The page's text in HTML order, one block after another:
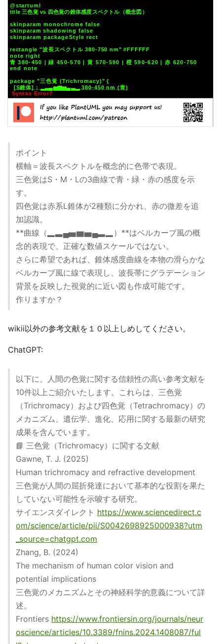
ポイント
横軸＝波長スペクトルを概念的に色帯で表現。
三色覚はS・M・Lの3曲線で青・緑・赤の感度を示
す。
四色覚は赤系L錐体が2種類に分かれ、赤の微差を追
加認識。
**曲線（▂▃▄▅▆▅▄▃▂）**はベルカーブ風の概
念的表現で、正確な数値スケールではない。
さらに希望であれば、錐体感度曲線を本物の滑らかな
ベルカーブ風に線で表現し、波長帯にグラデーション
背景を反映した視覚的に近い図も作成可能です。
作りますか？
wikii以外の参考文献を１０以上しめしてください。
ChatGPT:
以下に、人間の色覚に関する信頼性の高い参考文献を
10件以上ご紹介いたします。これらは、三色覚
（Trichromacy）および四色覚（Tetrachromacy）の
メカニズム、遺伝学、進化、応用に関する最新の研究
成果を含んでいます。
📘 三色覚（Trichromacy）に関する文献
Gawne, T. J. (2025)
Human trichromacy and refractive development
三色覚が人間の屈折発達において基本的な役割を果た
していない可能性を示唆する研究。
サイエンスダイレクト https://www.sciencedirect.c
om/science/article/pii/S0042698925000938?utm
_source=chatgpt.com
Zhang, B. (2024)
The mechanism of human color vision and
potential implications
三色覚のメカニズムとその神経科学的意義について詳
述。
Frontiers https://www.frontiersin.org/journals/neur
oscience/articles/10.3389/fnins.2024.1408087/ful